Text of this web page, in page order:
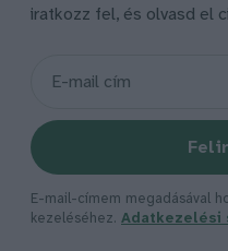
iratkozz fel, és olvasd el
E-mail-címem megadásával
kezeléséhez. Adatkezelési